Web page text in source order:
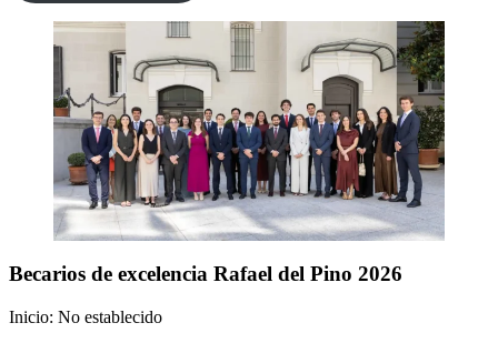
Becarios de excelencia Rafael del Pino 2026
Inicio: No establecido